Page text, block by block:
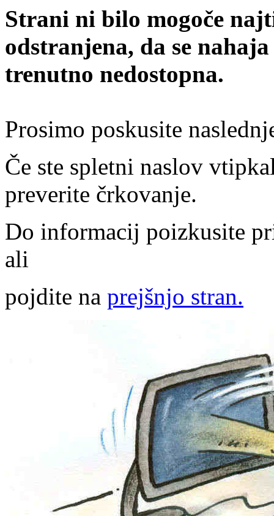
Strani ni bilo mogoče
odstranjena, da se
trenutno nedostopna.
Prosimo poskusite
Če ste spletni naslov
preverite črkovanje.
Do informacij poizkusite
ali
pojdite na prejšnjo stran.